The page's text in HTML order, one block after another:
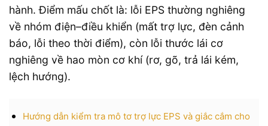
hành. Điểm mấu chốt là: lỗi EPS thường nghiêng
về nhóm điện–điều khiển (mất trợ lực, đèn cảnh
báo, lỗi theo thời điểm), còn lỗi thước lái cơ
nghiêng về hao mòn cơ khí (rơ, gõ, trả lái kém,
lệch hướng).
Hướng dẫn kiểm tra mô tơ trợ lực EPS và giắc cắm cho